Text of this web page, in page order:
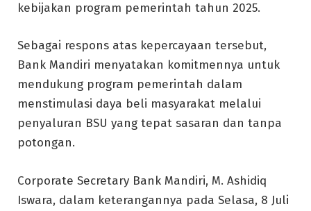
kebijakan program pemerintah tahun 2025.
Sebagai respons atas kepercayaan tersebut,
Bank Mandiri menyatakan komitmennya untuk
mendukung program pemerintah dalam
menstimulasi daya beli masyarakat melalui
penyaluran BSU yang tepat sasaran dan tanpa
potongan.
Corporate Secretary Bank Mandiri, M. Ashidiq
Iswara, dalam keterangannya pada Selasa, 8 Juli